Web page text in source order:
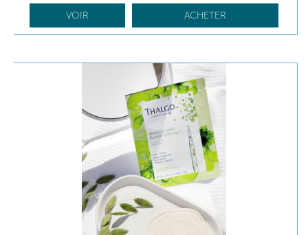
VOIR ACHETER